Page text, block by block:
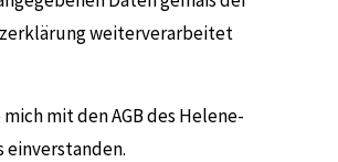
weiterverarbeitet
mit den AGB des Helene-
einverstanden.